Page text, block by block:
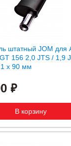
штатный JOM для
156 2,0 JTS / 1,9
x 90 мм